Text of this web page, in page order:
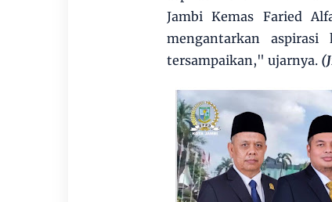
Jambi Kemas Faried
mengantarkan
tersampaikan," ujarnya.